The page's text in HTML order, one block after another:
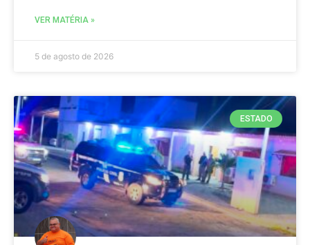
VER MATÉRIA »
5 de agosto de 2026
ESTADO